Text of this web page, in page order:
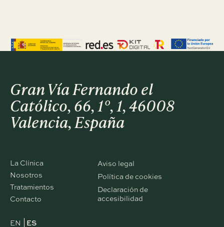
Gran Vía Fernando el
Católico, 66, 1º, 1, 46008
Valencia, España
La Clínica
Nosotros
Tratamientos
Contacto
Aviso legal
Política de cookies
Declaración de
accesibilidad
EN ES